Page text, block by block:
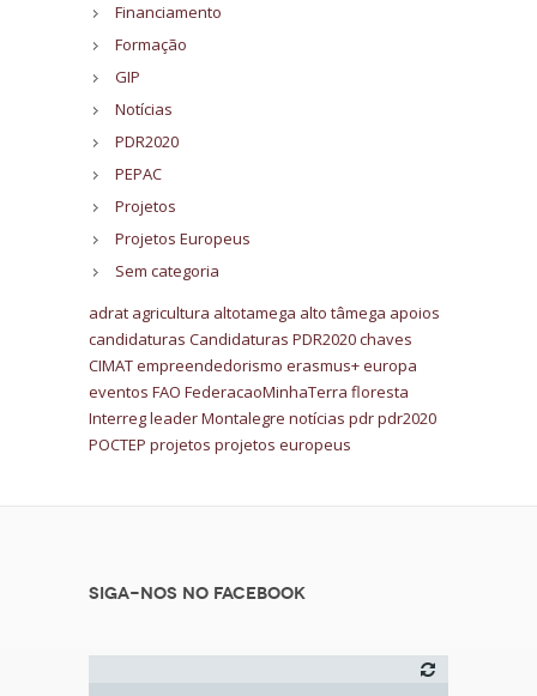
Financiamento
Formação
GIP
Notícias
PDR2020
PEPAC
Projetos
Projetos Europeus
Sem categoria
adrat agricultura altotamega alto tâmega apoios
candidaturas Candidaturas PDR2020chaves
CIMATempreendedorismo erasmus+europa
eventos FAO FederacaoMinhaTerra floresta
InterregleaderMontalegre notícias pdrpdr2020
POCTEP projetos projetos europeus
Siga-nos no Facebook